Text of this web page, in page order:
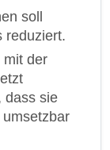
soll
reduziert.
mit der
dass sie